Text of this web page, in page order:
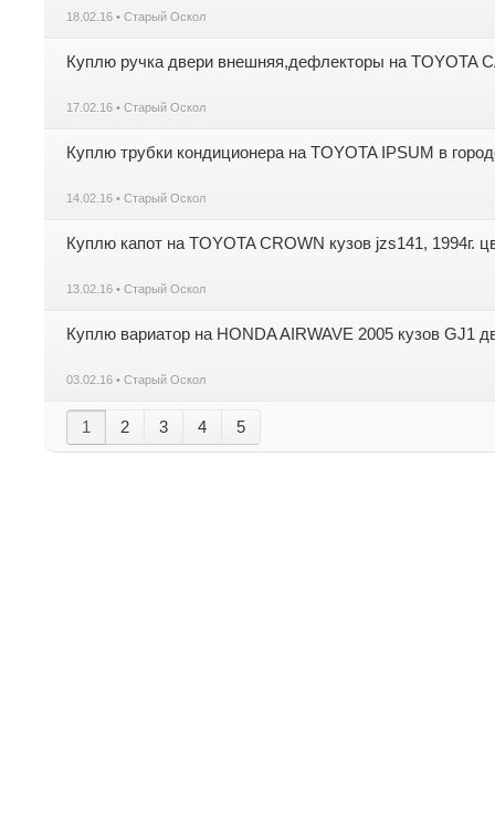
18.02.16 • Старый Оскол
Куплю ручка двери внешняя,дефлекторы на TOYOTA
17.02.16 • Старый Оскол
Куплю трубки кондиционера на TOYOTA IPSUM в
14.02.16 • Старый Оскол
Куплю капот на TOYOTA CROWN кузов jzs141, 1994г.
13.02.16 • Старый Оскол
Куплю вариатор на HONDA AIRWAVE 2005 кузов GJ1
03.02.16 • Старый Оскол
1 2 3 4 5